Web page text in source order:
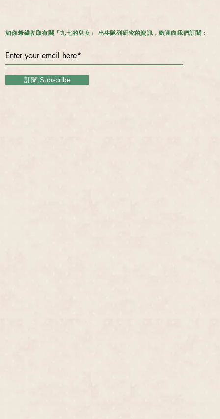
訂閱 Subscribe
如你希望收取有關「九七的兒女」 出生隊列研究的資訊，歡迎向我們訂閱：